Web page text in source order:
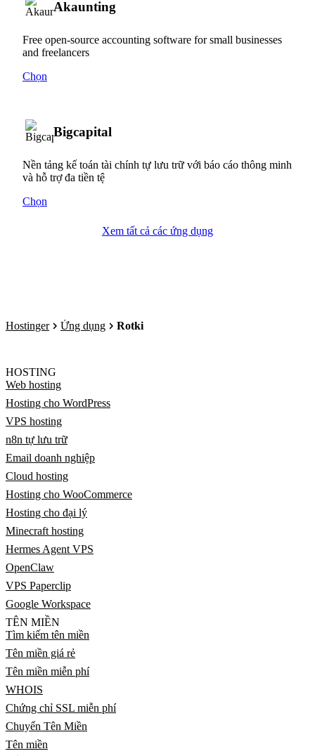
Akaunting
Free open-source accounting software for small businesses
and freelancers
Chọn
Bigcapital
Nền tảng kế toán tài chính tự lưu trữ với báo cáo thông minh
và hỗ trợ đa tiền tệ
Chọn
Xem tất cả các ứng dụng
Hostinger Ứng dụng Rotki
HOSTING
Web hosting
Hosting cho WordPress
VPS hosting
n8n tự lưu trữ
Email doanh nghiệp
Cloud hosting
Hosting cho WooCommerce
Hosting cho đại lý
Minecraft hosting
Hermes Agent VPS
OpenClaw
VPS Paperclip
Google Workspace
TÊN MIỀN
Tìm kiếm tên miền
Tên miền giá rẻ
Tên miền miễn phí
WHOIS
Chứng chỉ SSL miễn phí
Chuyển Tên Miền
Tên miền